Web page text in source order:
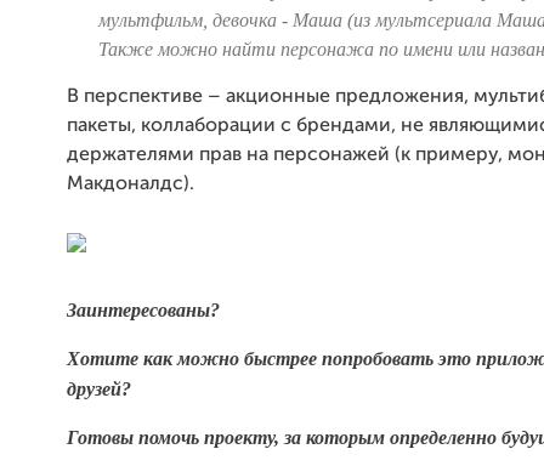
мультфильм, девочка - Маша (из мультсериала
Также можно найти персонажа по имени или
В перспективе – акционные предложения,
пакеты, коллаборации с брендами, не
держателями прав на персонажей (к примеру,
Макдоналдс).
Заинтересованы?
Хотите как можно быстрее попробовать это
друзей?
Готовы помочь проекту, за которым определенно